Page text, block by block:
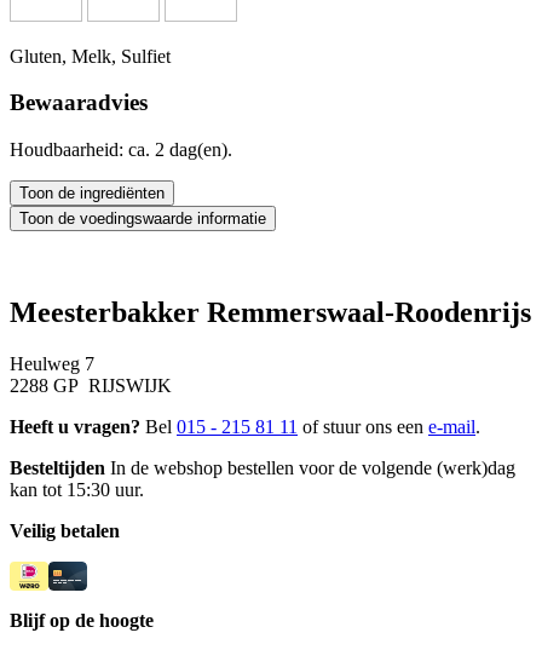
Gluten, Melk, Sulfiet
Bewaaradvies
Houdbaarheid: ca. 2 dag(en).
Meesterbakker Remmerswaal-Roodenrijs
Heulweg 7
2288 GP RIJSWIJK
Heeft u vragen? Bel 015 - 215 81 11 of stuur ons een e-mail.
Besteltijden In de webshop bestellen voor de volgende (werk)dag
kan tot 15:30 uur.
Veilig betalen
Blijf op de hoogte